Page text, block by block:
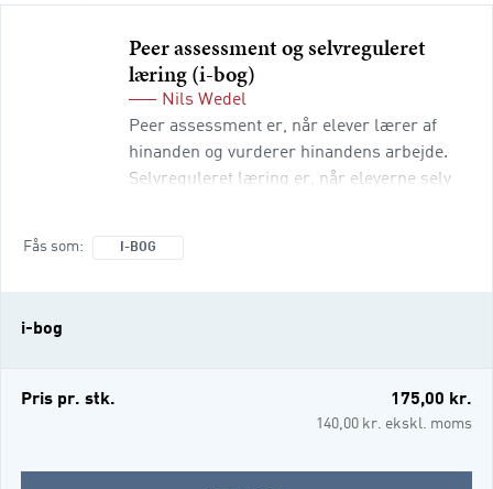
Peer assessment og selvreguleret
læring (i-bog)
Nils Wedel
Peer assessment er, når elever lærer af
hinanden og vurderer hinandens arbejde.
Selvreguleret læring er, når eleverne selv
Fås som I-BOG
i-bog
Pris pr. stk. 175,00 kr.
140,00 kr. ekskl. moms